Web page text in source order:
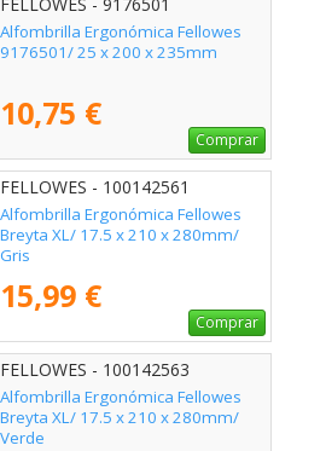
Alfombrilla Ergonómica Fellowes
9176501/ 25 x 200 x 235mm
10,75 €
Comprar
FELLOWES - 100142561
Alfombrilla Ergonómica Fellowes
Breyta XL/ 17.5 x 210 x 280mm/
Gris
15,99 €
Comprar
FELLOWES - 100142563
Alfombrilla Ergonómica Fellowes
Breyta XL/ 17.5 x 210 x 280mm/
Verde